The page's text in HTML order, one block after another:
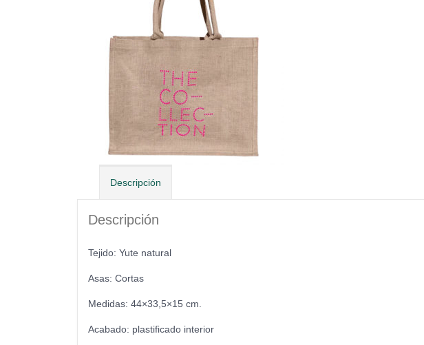
Descripción
Descripción
Tejido: Yute natural
Asas: Cortas
Medidas: 44×33,5×15 cm.
Acabado: plastificado interior